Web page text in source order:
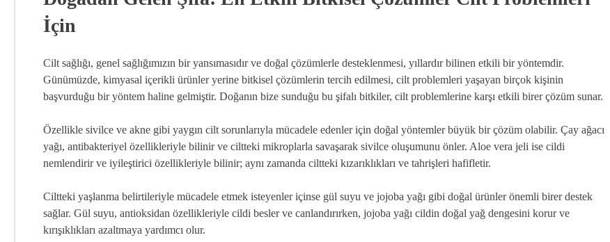
İçin
Cilt sağlığı, genel sağlığımızın bir yansımasıdır ve doğal çözümlerle desteklenmesi, yıllardır bilinen etkili bir yöntemdir.
Günümüzde, kimyasal içerikli ürünler yerine bitkisel çözümlerin tercih edilmesi, cilt problemleri yaşayan birçok kişinin
başvurduğu bir yöntem haline gelmiştir. Doğanın bize sunduğu bu şifalı bitkiler, cilt problemlerine karşı etkili birer çözüm sunar.
Özellikle sivilce ve akne gibi yaygın cilt sorunlarıyla mücadele edenler için doğal yöntemler büyük bir çözüm olabilir. Çay ağacı
yağı, antibakteriyel özellikleriyle bilinir ve ciltteki mikroplarla savaşarak sivilce oluşumunu önler. Aloe vera jeli ise cildi
nemlendirir ve iyileştirici özellikleriyle bilinir; aynı zamanda ciltteki kızarıklıkları ve tahrişleri hafifletir.
Ciltteki yaşlanma belirtileriyle mücadele etmek isteyenler içinse gül suyu ve jojoba yağı gibi doğal ürünler önemli birer destek
sağlar. Gül suyu, antioksidan özellikleriyle cildi besler ve canlandırırken, jojoba yağı cildin doğal yağ dengesini korur ve
kırışıklıkları azaltmaya yardımcı olur.